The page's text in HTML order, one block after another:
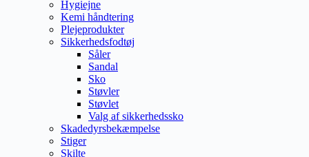
Hygiejne
Kemi håndtering
Plejeprodukter
Sikkerhedsfodtøj
Såler
Sandal
Sko
Støvler
Støvlet
Valg af sikkerhedssko
Skadedyrsbekæmpelse
Stiger
Skilte